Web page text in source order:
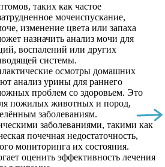
таких как частое
мочеиспускание,
изменение цвета или запаха
назначить анализ мочи для
воспалений или других
системы.
осмотры домашних
анализ урины для раннего
проблем со здоровьем. Это
пожилых животных и пород,
заболеваниям.
заболеваниями, такими как
почечная недостаточность,
мониторинга их состояния.
оценить эффективность лечения